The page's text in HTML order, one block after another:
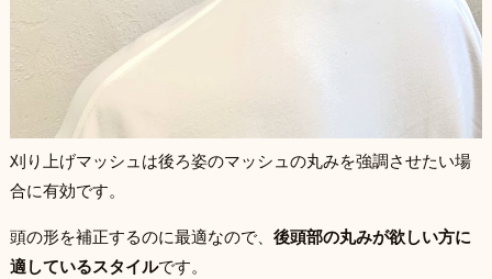
刈り上げマッシュは後ろ姿のマッシュの丸みを強調させたい場
合に有効です。
頭の形を補正するのに最適なので、 後頭部の丸みが欲しい方に
適しているスタイルです。